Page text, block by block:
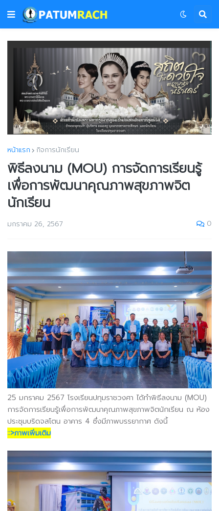
หน้าแรก กิจการนักเรียน
พิธีลงนาม (MOU) การจัดการเรียนรู้
เพื่อการพัฒนาคุณภาพสุขภาพจิต
นักเรียน
มกราคม 26, 2567 0
25 มกราคม 2567 โรงเรียนปทุมราชวงศา ได้ทำพิธีลงนาม (MOU)
การจัดการเรียนรู้เพื่อการพัฒนาคุณภาพสุขภาพจิตนักเรียน ณ ห้อง
ประชุมบริดจสโตน อาคาร 4 ซึ่งมีภาพบรรยากาศ ดังนี้
::>ภาพเพิ่มเติม